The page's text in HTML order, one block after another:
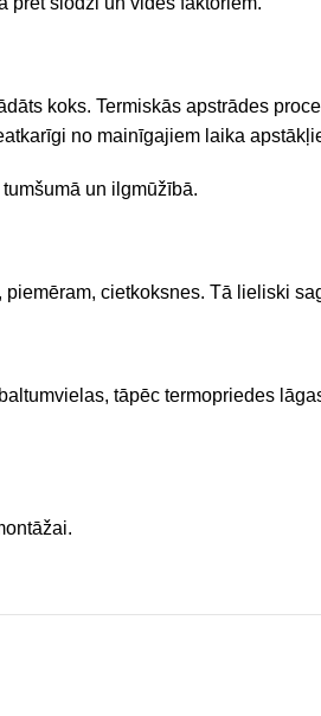
koks. Termiskās apstrādes
no mainīgajiem laika
un ilgmūžībā.
cietkoksnes. Tā lieliski
tāpēc termopriedes